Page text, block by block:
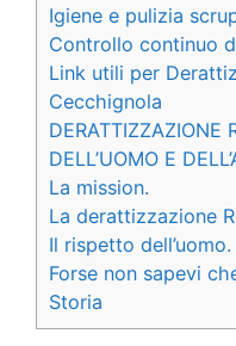
Igiene e pulizia
Controllo continuo
Link utili per
Cecchignola
DERATTIZZAZIONE
DELL’UOMO E
La mission.
La derattizzazione
Il rispetto dell’uomo.
Forse non sapevi
Storia